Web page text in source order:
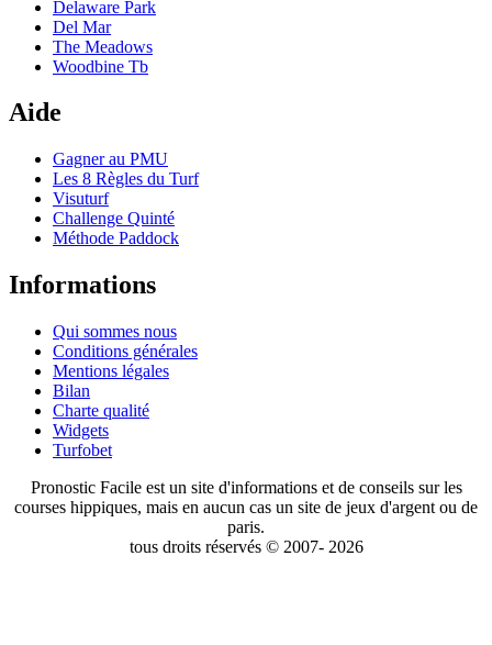
Delaware Park
Del Mar
The Meadows
Woodbine Tb
Aide
Gagner au PMU
Les 8 Règles du Turf
Visuturf
Challenge Quinté
Méthode Paddock
Informations
Qui sommes nous
Conditions générales
Mentions légales
Bilan
Charte qualité
Widgets
Turfobet
Pronostic Facile est un site d'informations et de conseils sur les
courses hippiques, mais en aucun cas un site de jeux d'argent ou de
paris.
tous droits réservés © 2007- 2026